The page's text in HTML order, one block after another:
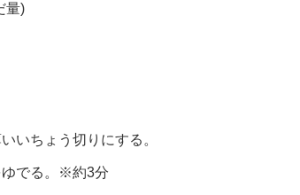
量)
いちょう切りにする。
でる。※約3分